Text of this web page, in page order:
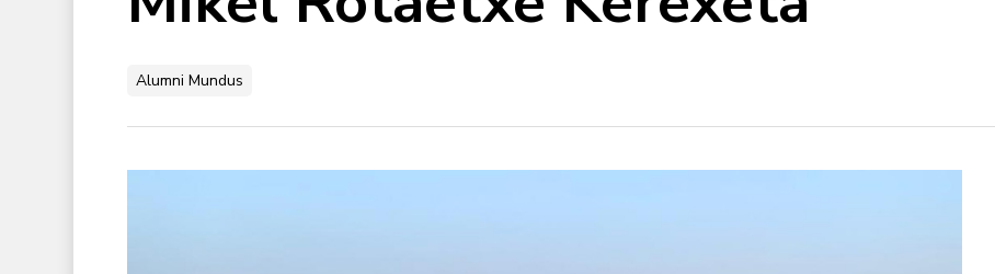
Alumni Mundus